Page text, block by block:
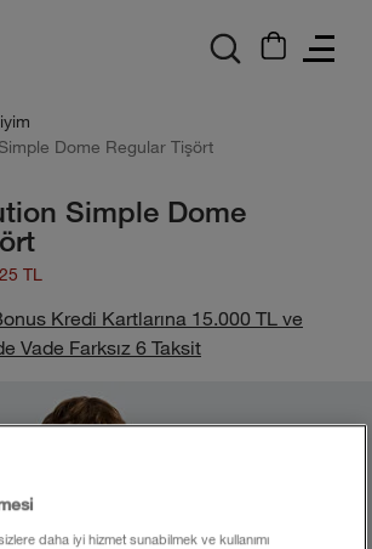
Dome Regular Tişört
Simple Dome
TL
Kredi Kartlarına 15.000 TL ve
Vade Farksız 6 Taksit
daha iyi hizmet sunabilmek ve kullanımı